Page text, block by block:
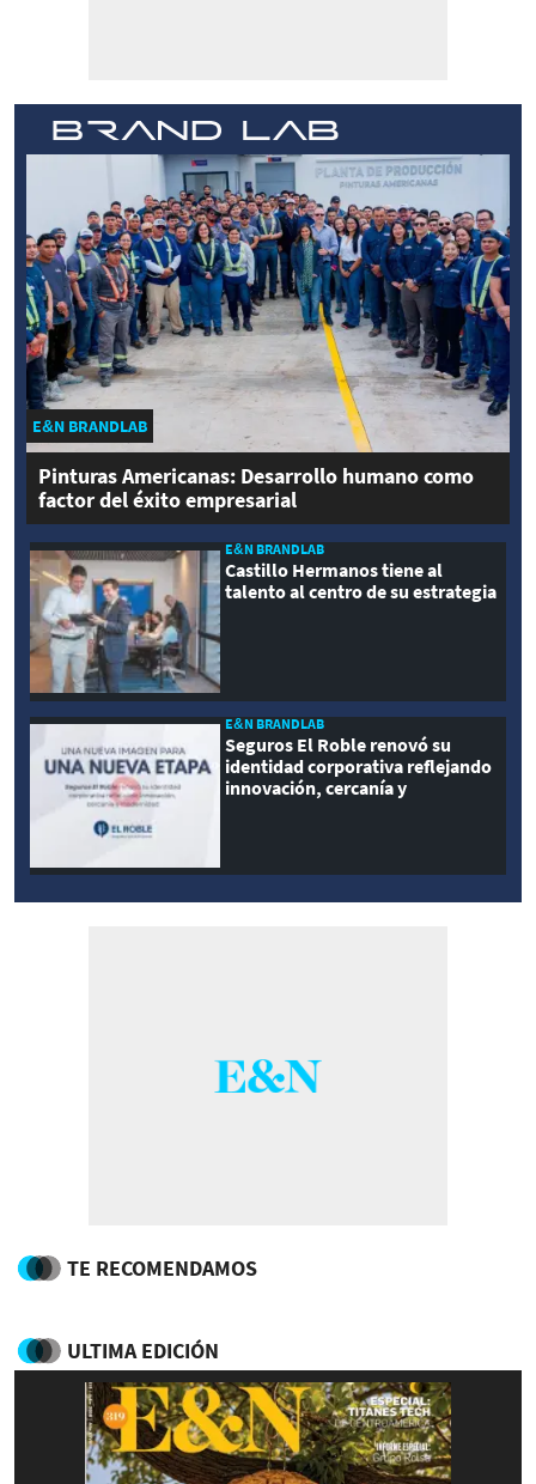
E&N BRANDLAB
Pinturas Americanas: Desarrollo humano como
factor del éxito empresarial
E&N BRANDLAB
Castillo Hermanos tiene al
talento al centro de su estrategia
E&N BRANDLAB
Seguros El Roble renovó su
identidad corporativa reflejando
innovación, cercanía y
TE RECOMENDAMOS
ULTIMA EDICIÓN